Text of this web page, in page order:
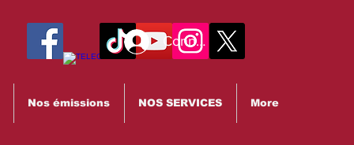
Nos émissions NOS SERVICES More
Connexion